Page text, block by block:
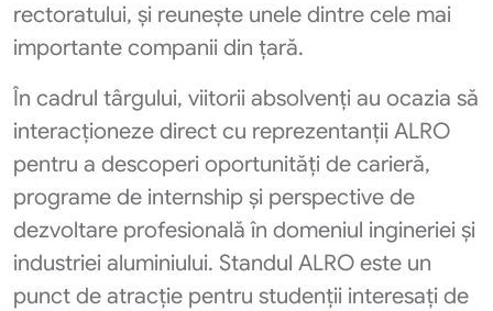
rectoratului, și reunește unele dintre cele mai
importante companii din țară.
În cadrul târgului, viitorii absolvenți au ocazia să
interacționeze direct cu reprezentanții ALRO
pentru a descoperi oportunități de carieră,
programe de internship și perspective de
dezvoltare profesională în domeniul ingineriei și
industriei aluminiului. Standul ALRO este un
punct de atracție pentru studenții interesați de